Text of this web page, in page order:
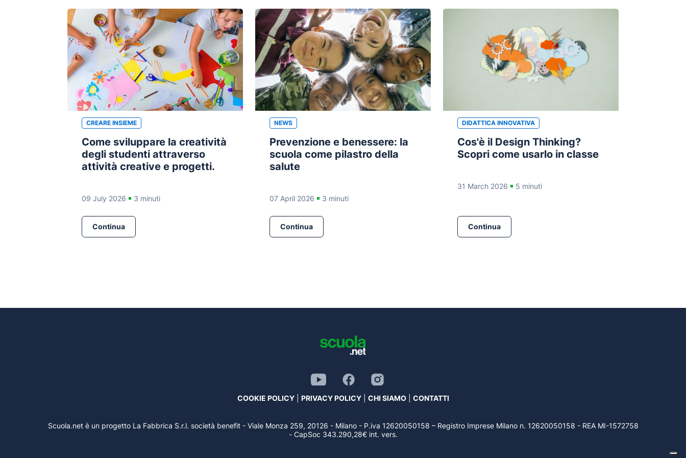
CREARE INSIEME
Come sviluppare la creatività
degli studenti attraverso
attività creative e progetti.
09 July 2026 3 minuti
Continua
NEWS
Prevenzione e benessere: la
scuola come pilastro della
salute
07 April 2026 3 minuti
Continua
DIDATTICA INNOVATIVA
Cos'è il Design Thinking?
Scopri come usarlo in classe
31 March 2026 5 minuti
Continua
COOKIE POLICY| PRIVACY POLICY| CHI SIAMO| CONTATTI
Scuola.net è un progetto La Fabbrica S.r.l. società benefit - Viale Monza 259, 20126 - Milano - P.iva 12620050158 – Registro Imprese Milano n. 12620050158 - REA MI-1572758
- CapSoc 343.290,28€ int. vers.